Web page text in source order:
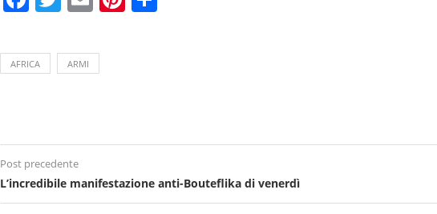
AFRICA ARMI
Post precedente
L’incredibile manifestazione anti-Bouteflika di venerdì